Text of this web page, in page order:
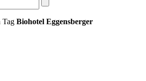
Tag Biohotel Eggensberger